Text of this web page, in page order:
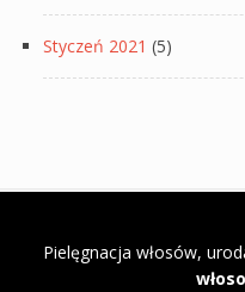
Styczeń 2021 (5)
Pielęgnacja włosów,